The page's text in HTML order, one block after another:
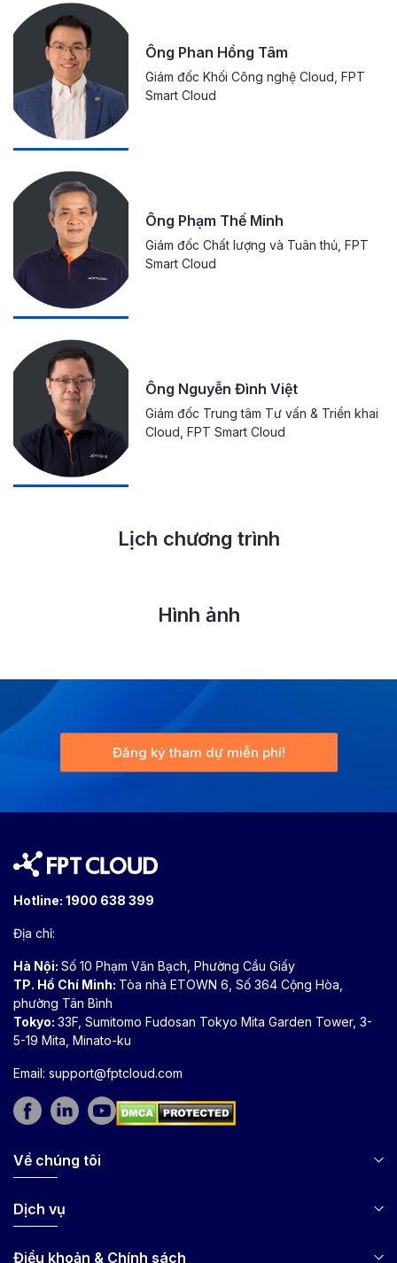
Ông Phan Hồng Tâm
Giám đốc Khối Công nghệ Cloud, FPT
Smart Cloud
Ông Phạm Thế Minh
Giám đốc Chất lượng và Tuân thủ, FPT
Smart Cloud
Ông Nguyễn Đình Việt
Giám đốc Trung tâm Tư vấn & Triển khai
Cloud, FPT Smart Cloud
Lịch chương trình
Hình ảnh
Đăng ký tham dự miễn phí!
Hotline: 1900 638 399
Địa chỉ:
Hà Nội: Số 10 Phạm Văn Bạch, Phường Cầu Giấy
TP. Hồ Chí Minh: Tòa nhà ETOWN 6, Số 364 Cộng Hòa,
phường Tân Bình
Tokyo: 33F, Sumitomo Fudosan Tokyo Mita Garden Tower, 3-
5-19 Mita, Minato-ku
Email: support@fptcloud.com
Về chúng tôi
Dịch vụ
Điều khoản & Chính sách